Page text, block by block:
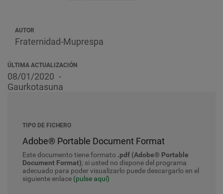
AUTOR
Fraternidad-Muprespa
ÚLTIMA ACTUALIZACIÓN
08/01/2020
Gaurkotasuna
TIPO DE FICHERO
Adobe® Portable Document Format
Este documento tiene formato .pdf (Adobe® Portable
Document Format); si usted no dispone del programa
adecuado para poder visualizarlo puede descargarlo en el
siguiente enlace (pulse aquí)